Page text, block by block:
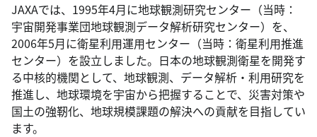
JAXAでは、1995年4月に地球観測研究センター（当時：
宇宙開発事業団地球観測データ解析研究センター）を、
2006年5月に衛星利用運用センター（当時：衛星利用推進
センター）を設立しました。日本の地球観測衛星を開発す
る中核的機関として、地球観測、データ解析・利用研究を
推進し、地球環境を宇宙から把握することで、災害対策や
国土の強靭化、地球規模課題の解決への貢献を目指してい
ます。